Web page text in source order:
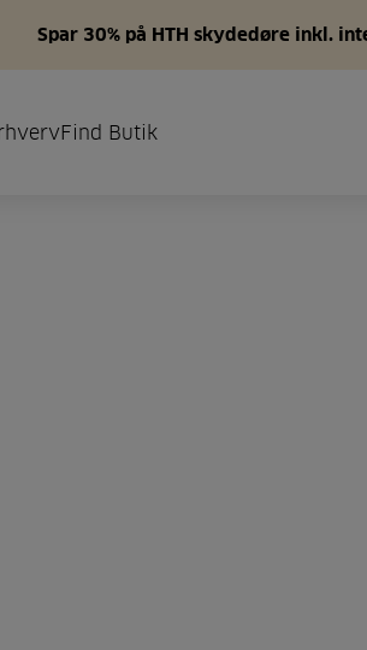
Spar 30% på HTH skydedøre inkl.
Find Butik